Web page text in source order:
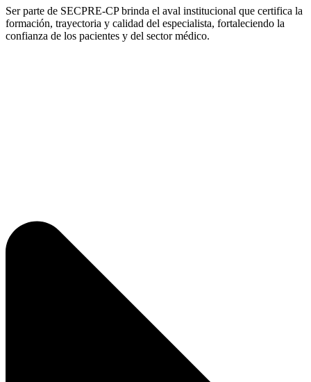
Ser parte de SECPRE-CP brinda el aval institucional que certifica la
formación, trayectoria y calidad del especialista, fortaleciendo la
confianza de los pacientes y del sector médico.